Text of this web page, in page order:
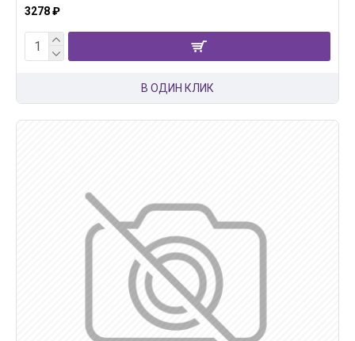
3278 ₽
В ОДИН КЛИК